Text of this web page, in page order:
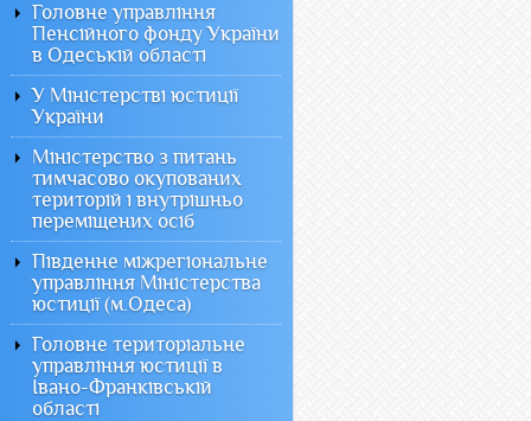
Головне управління
Пенсійного фонду України
в Одеській області
У Міністерстві юстиції
України
Міністерство з питань
тимчасово окупованих
територій і внутрішньо
переміщених осіб
Південне міжрегіональне
управління Міністерства
юстиції (м.Одеса)
Головне територіальне
управління юстиції в
Івано-Франківській
області